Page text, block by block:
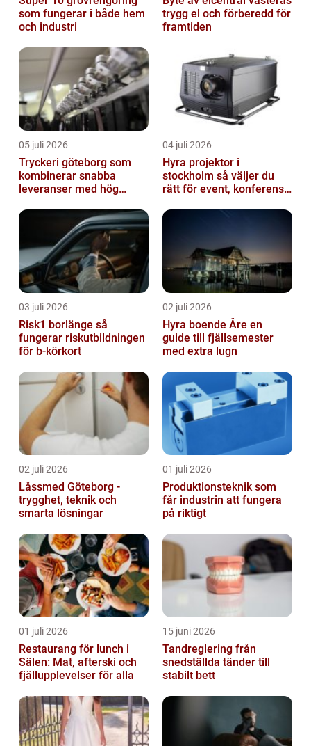
som fungerar i både hem
och industri
trygg el och förberedd för
framtiden
05 juli 2026
Tryckeri göteborg som
kombinerar snabba
leveranser med hög
04 juli 2026
Hyra projektor i
stockholm så väljer du
rätt för event, konferens
03 juli 2026
Risk1 borlänge så
fungerar riskutbildningen
för b-körkort
02 juli 2026
Hyra boende Åre en
guide till fjällsemester
med extra lugn
02 juli 2026
Låssmed Göteborg -
trygghet, teknik och
smarta lösningar
01 juli 2026
Produktionsteknik som
får industrin att fungera
på riktigt
01 juli 2026
Restaurang för lunch i
Sälen: Mat, afterski och
fjällupplevelser för alla
15 juni 2026
Tandreglering från
snedställda tänder till
stabilt bett